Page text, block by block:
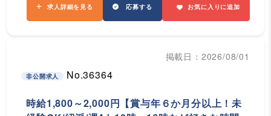
求人詳細を見る 応募する お気に入りに追加
掲載日：2026/08/01
非公開求人 No.36364
時給1,800～2,000円【賞与年６か月分以上！未